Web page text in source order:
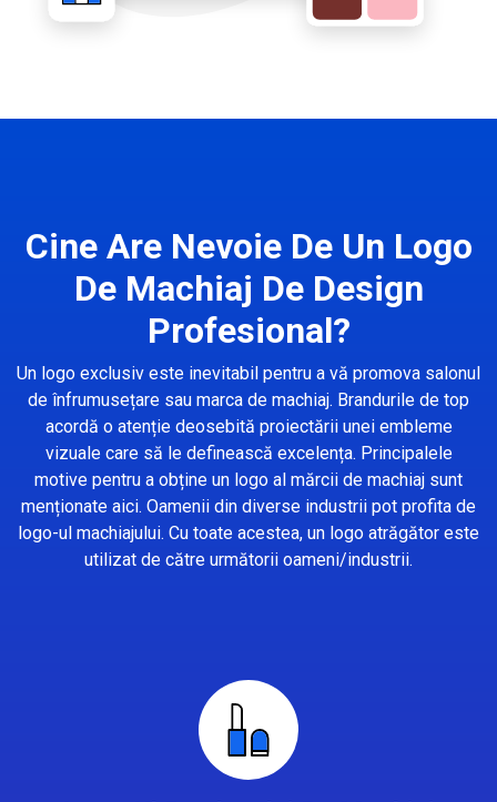
Cine Are Nevoie De Un Logo
De Machiaj De Design
Profesional?
Un logo exclusiv este inevitabil pentru a vă promova salonul
de înfrumusețare sau marca de machiaj. Brandurile de top
acordă o atenție deosebită proiectării unei embleme
vizuale care să le definească excelența. Principalele
motive pentru a obține un logo al mărcii de machiaj sunt
menționate aici. Oamenii din diverse industrii pot profita de
logo-ul machiajului. Cu toate acestea, un logo atrăgător este
utilizat de către următorii oameni/industrii.